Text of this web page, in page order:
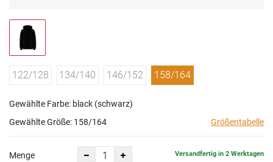
122/128 134/140 146/152 158/164
Gewählte Farbe: black (schwarz)
Gewählte Größe: 158/164 Größentabelle
Menge Versandfertig in 2 Werktagen